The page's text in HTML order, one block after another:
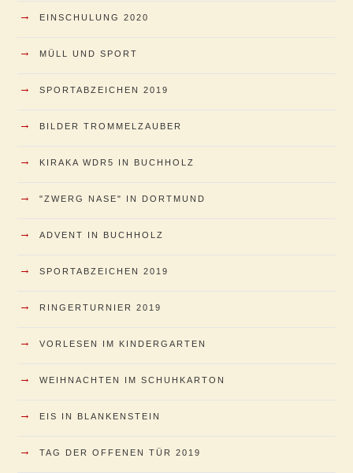
→ EINSCHULUNG 2020
→ MÜLL UND SPORT
→ SPORTABZEICHEN 2019
→ BILDER TROMMELZAUBER
→ KIRAKA WDR5 IN BUCHHOLZ
→ "ZWERG NASE" IN DORTMUND
→ ADVENT IN BUCHHOLZ
→ SPORTABZEICHEN 2019
→ RINGERTURNIER 2019
→ VORLESEN IM KINDERGARTEN
→ WEIHNACHTEN IM SCHUHKARTON
→ EIS IN BLANKENSTEIN
→ TAG DER OFFENEN TÜR 2019